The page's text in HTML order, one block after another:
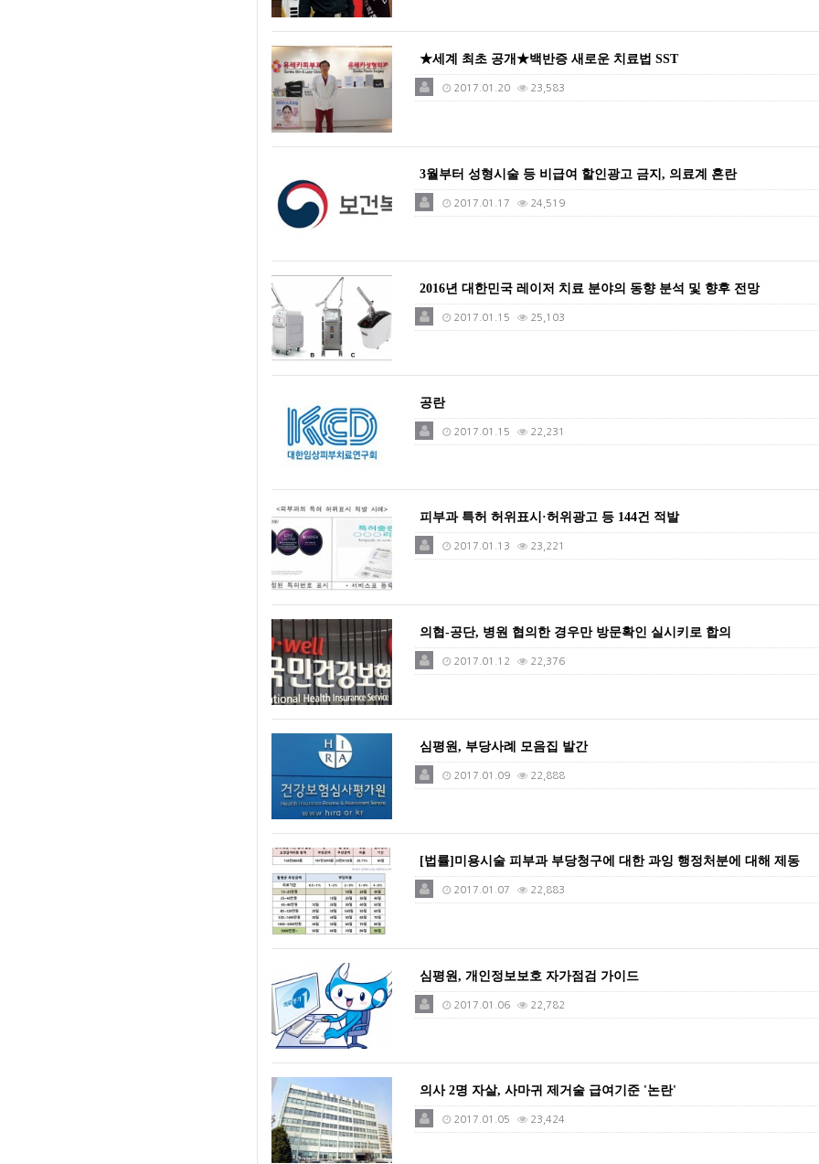
★세계 최초 공개★백반증 새로운 치료법 SST
2017.01.20 23,583
3월부터 성형시술 등 비급여 할인광고 금지, 의료계 혼란
2017.01.17 24,519
2016년 대한민국 레이저 치료 분야의 동향 분석 및 향후 전망
2017.01.15 25,103
공란
2017.01.15 22,231
피부과 특허 허위표시·허위광고 등 144건 적발
2017.01.13 23,221
의협-공단, 병원 협의한 경우만 방문확인 실시키로 합의
2017.01.12 22,376
심평원, 부당사례 모음집 발간
2017.01.09 22,888
[법률]미용시술 피부과 부당청구에 대한 과잉 행정처분에 대해 제동
2017.01.07 22,883
심평원, 개인정보보호 자가점검 가이드
2017.01.06 22,782
의사 2명 자살, 사마귀 제거술 급여기준 '논란'
2017.01.05 23,424